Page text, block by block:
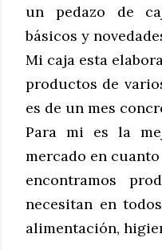
un pedazo de
básicos y
Mi caja esta
productos de
es de un mes
Para mi es la
mercado en
encontramos
necesitan en
alimentación,